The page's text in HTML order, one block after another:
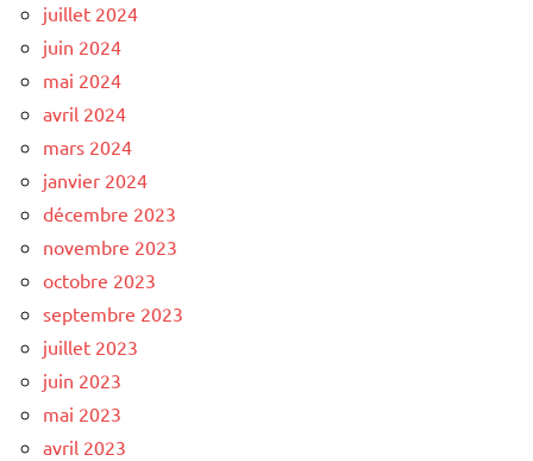
juillet 2024
juin 2024
mai 2024
avril 2024
mars 2024
janvier 2024
décembre 2023
novembre 2023
octobre 2023
septembre 2023
juillet 2023
juin 2023
mai 2023
avril 2023